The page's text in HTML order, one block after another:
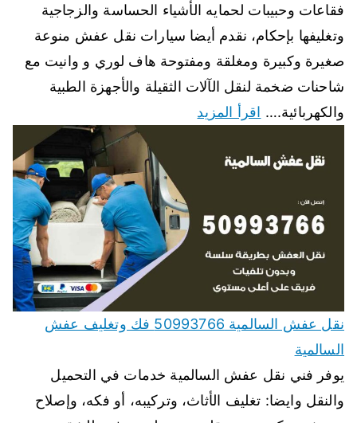
فقاعات وحبيبات لحمايه الأشياء الحساسة والزجاجية
وتغليفها بإحكام، نقدم أيضا سيارات نقل عفش منوعة
صغيرة وكبيرة ومغلقة ومفتوحة هاف لوري و وانيت مع
شاحنات ضخمة لنقل الآلات الثقيلة والأجهزة الطبية
والكهربائية.… اقرأ المزيد
نقل عفش السالمية 50993766 فك وتغليف عفش
السالمية
يوفر فني نقل عفش السالمية خدمات في التحميل
والنقل وايضا: تغليف الأثاث، وتركيبه، أو فكه، وإصلاح